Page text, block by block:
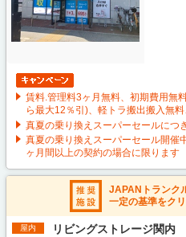
賃料.管理料3ヶ月無料、初期費用無
ら最大12％引)、軽トラ搬出搬入無
真夏の乗り換えスーパーセールにつ
真夏の乗り換えスーパーセール開催
ヶ月間以上の契約の場合に限ります
JAPANトランク
一定の基準をク
屋内 リビングストレージ関内